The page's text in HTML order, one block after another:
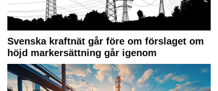
Svenska kraftnät går före om förslaget om
höjd markersättning går igenom